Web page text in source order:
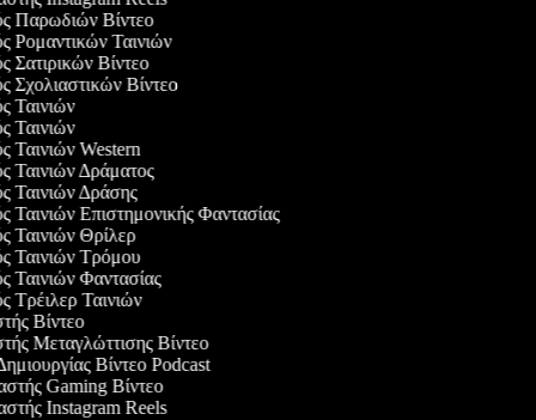
Παρωδιών Βίντεο
Ρομαντικών Ταινιών
Σατιρικών Βίντεο
Σχολιαστικών Βίντεο
Ταινιών
Ταινιών
Ταινιών Western
Ταινιών Δράματος
Ταινιών Δράσης
Ταινιών Επιστημονικής Φαντασίας
Ταινιών Θρίλερ
Ταινιών Τρόμου
Ταινιών Φαντασίας
Τρέιλερ Ταινιών
Βίντεο
Μεταγλώττισης Βίντεο
Βίντεο Podcast
Gaming Βίντεο
Instagram Reels